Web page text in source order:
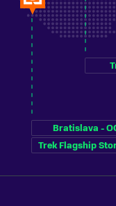
Bratislava -
Trek Flagship